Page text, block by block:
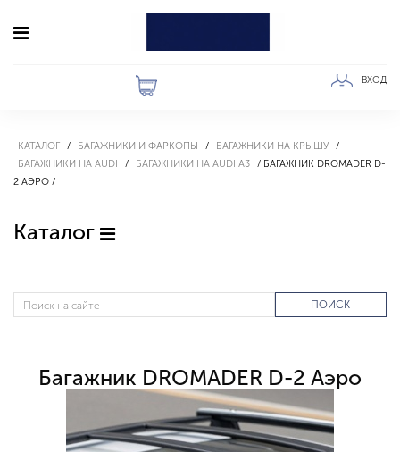
ВХОД
КАТАЛОГ БАГАЖНИКИ И ФАРКОПЫ
БАГАЖНИКИ НА КРЫШУ
БАГАЖНИКИ НА AUDI
БАГАЖНИКИ НА AUDI A3
БАГАЖНИК DROMADER D-
2 АЭРО
Каталог
ПОИСК
Багажник DROMADER D-2 Аэро